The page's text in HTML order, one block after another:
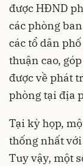
được HĐND
các phòng
các tổ dân
thuận cao,
được về phát
phòng tại địa
Tại kỳ họp,
thống nhất
Tuy vậy, một